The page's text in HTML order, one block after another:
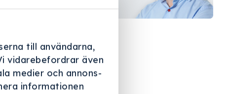
till användarna,
vidarebefordrar även
medier och annons-
informationen